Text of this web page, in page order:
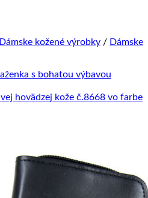
Dámske kožené výrobky / Dámske